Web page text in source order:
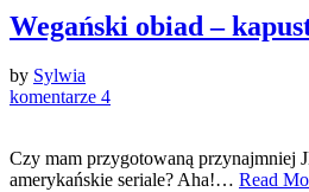
Wegański obiad –
by Sylwia
komentarze 4
Czy mam przygotowaną przynajmniej
amerykańskie seriale? Aha!… Read